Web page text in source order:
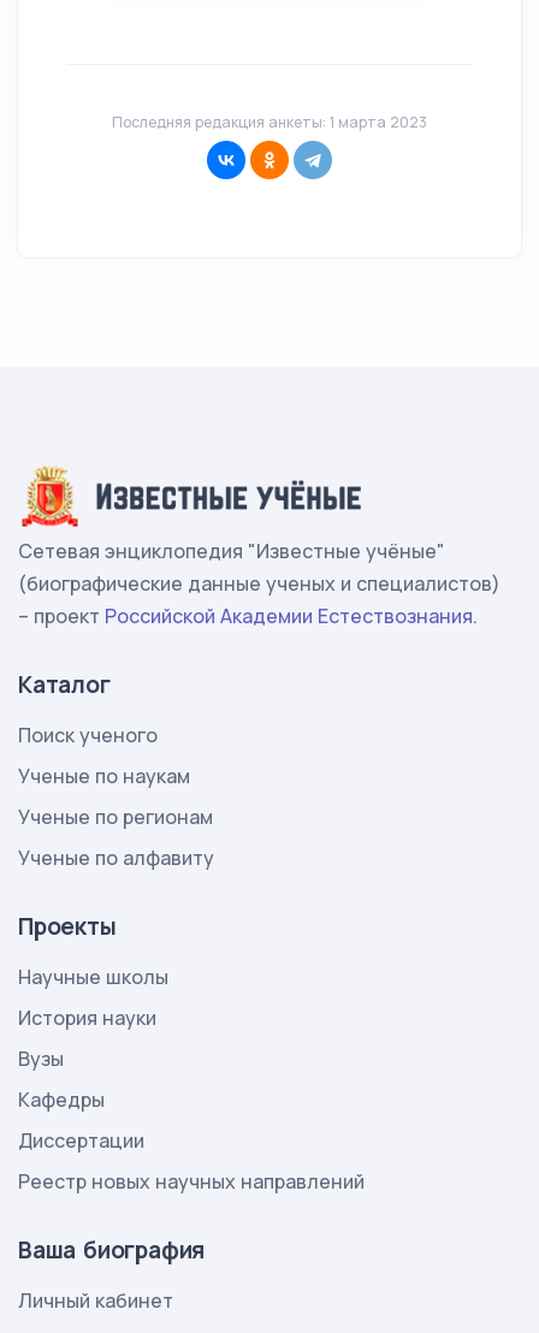
Последняя редакция анкеты: 1 марта 2023
Сетевая энциклопедия "Известные учёные"
(биографические данные ученых и специалистов)
– проект Российской Академии Естествознания.
Каталог
Поиск ученого
Ученые по наукам
Ученые по регионам
Ученые по алфавиту
Проекты
Научные школы
История науки
Вузы
Кафедры
Диссертации
Реестр новых научных направлений
Ваша биография
Личный кабинет